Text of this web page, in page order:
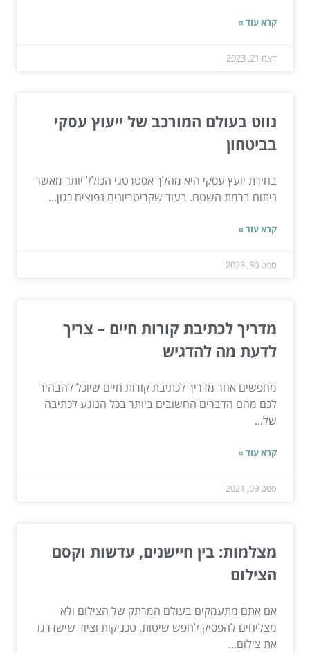
קרא עוד »
דצמ 21, 2023
נווט בעולם המורכב של ייעוץ עסקי
בביטחון
בחירת יועץ עסקי היא מהלך אסטרטגי הכולל יותר מאשר
ניתוח ברמת השטח. בעוד שקריטריונים נפוצים כגון...
קרא עוד »
ספט 30, 2023
מדריך לכתיבת קורות חיים – צריך
לדעת מה להדגיש
מחפשים אחר מדריך לכתיבת קורות חיים שיוכל להבהיר
לכם מהם הדברים החשובים ביותר בכל הנוגע לכתיבה
של...
קרא עוד »
ספט 09, 2021
מצלמות: בין חיישנים, עדשות וקסם
הצילום
אם אתם מתעמקים בעולם המרתק של הצילום ולא
מצליחים להפסיק לחפש שיטות, טכניקות וציוד שישדרגו
את צילום...